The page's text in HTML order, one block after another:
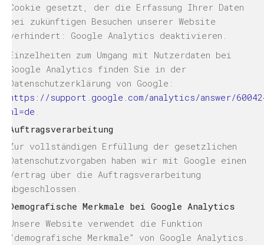
Cookie gesetzt, der die Erfassung Ihrer Daten
bei zukünftigen Besuchen unserer Website
verhindert: Google Analytics deaktivieren.
Einzelheiten zum Umgang mit Nutzerdaten bei
Google Analytics finden Sie in der
Datenschutzerklärung von Google:
https://support.google.com/analytics/answer/
hl=de .
Auftragsverarbeitung
Zur vollständigen Erfüllung der gesetzlichen
Datenschutzvorgaben haben wir mit Google einen
Vertrag über die Auftragsverarbeitung
abgeschlossen.
Demografische Merkmale bei Google Analytics
Unsere Website verwendet die Funktion
“demografische Merkmale” von Google Analytics.